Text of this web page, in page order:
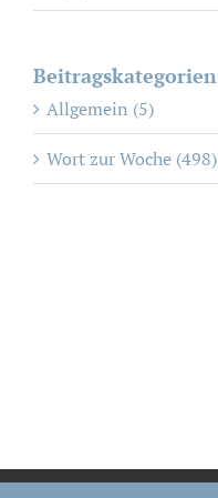
Beitragskategorien
Allgemein (5)
Wort zur Woche (498)